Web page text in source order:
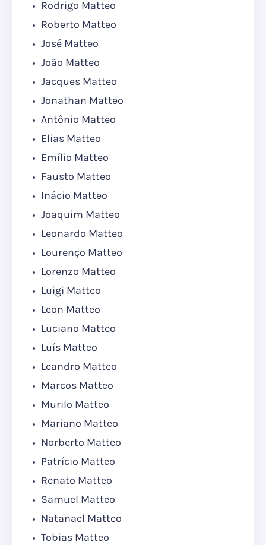
Rodrigo Matteo
Roberto Matteo
José Matteo
João Matteo
Jacques Matteo
Jonathan Matteo
Antônio Matteo
Elias Matteo
Emílio Matteo
Fausto Matteo
Inácio Matteo
Joaquim Matteo
Leonardo Matteo
Lourenço Matteo
Lorenzo Matteo
Luigi Matteo
Leon Matteo
Luciano Matteo
Luís Matteo
Leandro Matteo
Marcos Matteo
Murilo Matteo
Mariano Matteo
Norberto Matteo
Patrício Matteo
Renato Matteo
Samuel Matteo
Natanael Matteo
Tobias Matteo